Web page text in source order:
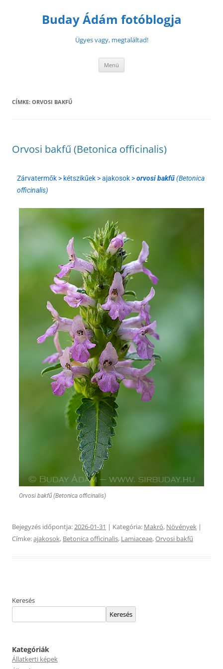
Buday Ádám fotóblogja
Ügyes vagy, megtaláltad!
Menü
CÍMKE: ORVOSI BAKFŰ
Orvosi bakfű (Betonica officinalis)
Zárvatermők > kétszikűek > ajakosok >orvosi bakfű(Betonica
officinalis)
Orvosi bakfű (Betonica officinalis)
Bejegyzés időpontja:2026-01-31 | Kategória: Makró, Növények |
Címke:ajakosok, Betonica officinalis, Lamiaceae,Orvosi bakfű
Keresés
Keresés
Kategóriák
Állatkerti képek